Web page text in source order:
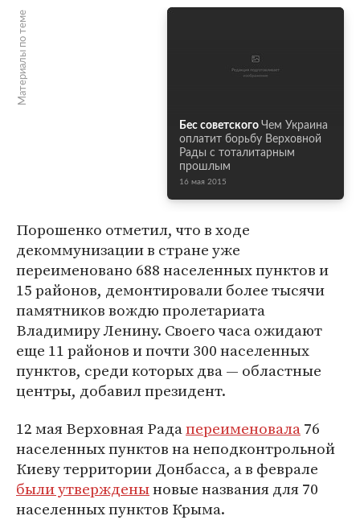
Материалы по теме
Бес советского Чем Украина
оплатит борьбу Верховной
Рады с тоталитарным
прошлым
16 мая 2015
Порошенко отметил, что в ходе
декоммунизации в стране уже
переименовано 688 населенных пунктов и
15 районов, демонтировали более тысячи
памятников вождю пролетариата
Владимиру Ленину. Своего часа ожидают
еще 11 районов и почти 300 населенных
пунктов, среди которых два — областные
центры, добавил президент.
12 мая Верховная Радапереименовала76
населенных пунктов на неподконтрольной
Киеву территории Донбасса, а в феврале
были утвержденыновые названия для 70
населенных пунктов Крыма.